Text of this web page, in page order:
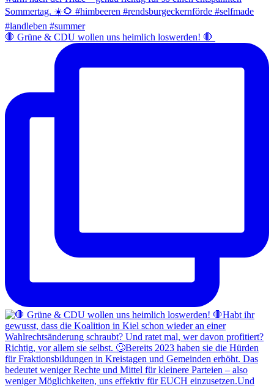
​🛑 Grüne & CDU wollen uns heimlich loswerden! 🛑 ​